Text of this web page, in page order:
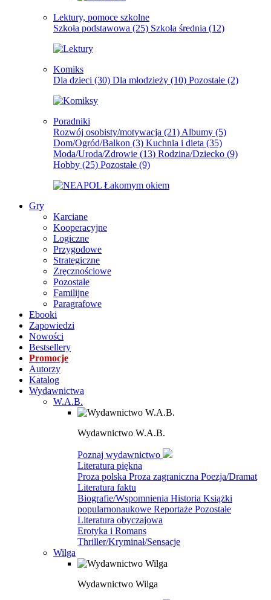
Lektury, pomoce szkolne
Szkoła podstawowa (25) Szkoła średnia (12)
Komiks
Dla dzieci (30) Dla młodzieży (10) Pozostałe (2)
Poradniki
Rozwój osobisty/motywacja (21) Albumy (5)
Dom/Ogród/Balkon (3) Kuchnia i dieta (35)
Moda/Uroda/Zdrowie (13) Rodzina/Dziecko (9)
Hobby (25) Pozostałe (9)
Gry
Karciane
Kooperacyjne
Logiczne
Przygodowe
Strategiczne
Zręcznościowe
Pozostałe
Familijne
Paragrafowe
Ebooki
Zapowiedzi
Nowości
Bestsellery
Promocje
Autorzy
Katalog
Wydawnictwa
W.A.B.
Wydawnictwo W.A.B.
Poznaj wydawnictwo
Literatura piękna
Proza polska Proza zagraniczna Poezja/Dramat
Literatura faktu
Biografie/Wspomnienia Historia Książki
popularnonaukowe Reportaże Pozostałe
Literatura obyczajowa
Erotyka i Romans
Thriller/Kryminał/Sensacje
Wilga
Wydawnictwo Wilga